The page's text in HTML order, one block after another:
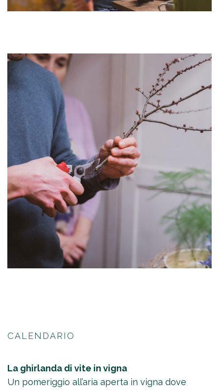
CALENDARIO
La ghirlanda di vite in vigna
Un pomeriggio all’aria aperta in vigna dove